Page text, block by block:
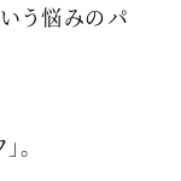
いう悩みのパ
。